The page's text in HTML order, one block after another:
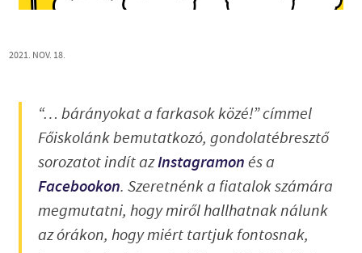
2021. NOV. 18.
“… bárányokat a farkasok közé!” címmel
Főiskolánk bemutatkozó, gondolatébresztő
sorozatot indít azInstagramon és a
Facebookon. Szeretnénk a fiatalok számára
megmutatni, hogy miről hallhatnak nálunk
az órákon, hogy miért tartjuk fontosnak,